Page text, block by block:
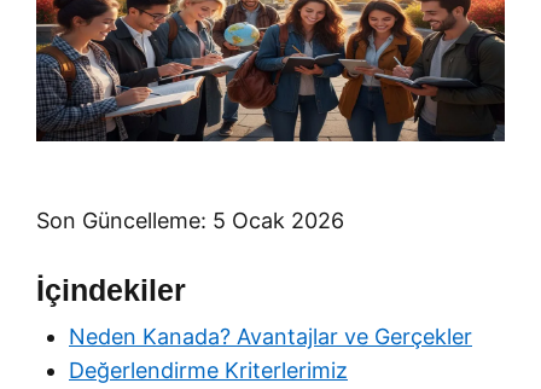
Son Güncelleme: 5 Ocak 2026
İçindekiler
Neden Kanada? Avantajlar ve Gerçekler
Değerlendirme Kriterlerimiz